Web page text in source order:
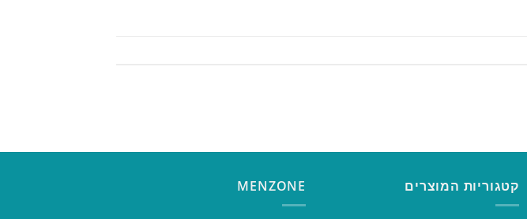
קטגוריות המוצרים MENZONE